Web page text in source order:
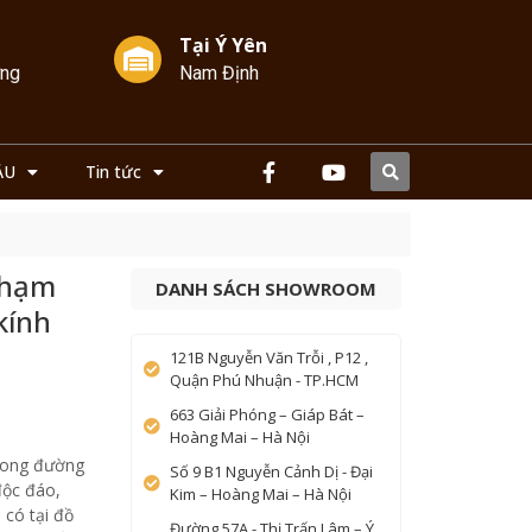
Tại Ý Yên
Nam Định
Tin tức
đường
đáo,
có tại đồ
DANH SÁCH SHOWROOM
121B Nguyễn Văn Trỗi , P12 ,
Quận Phú Nhuận - TP.HCM
663 Giải Phóng – Giáp Bát –
Hoàng Mai – Hà Nội
Số 9 B1 Nguyễn Cảnh Dị - Đại
Kim – Hoàng Mai – Hà Nội